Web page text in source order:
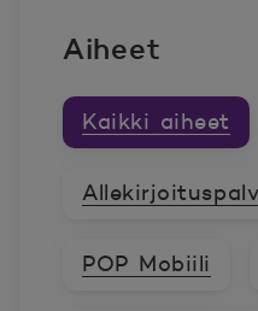
Aiheet
Kaikki aiheet
POP Mobiili